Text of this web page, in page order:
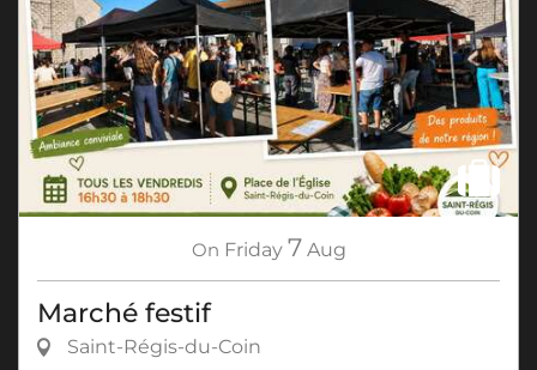
On Friday 7 Aug
Marché festif
Saint-Régis-du-Coin